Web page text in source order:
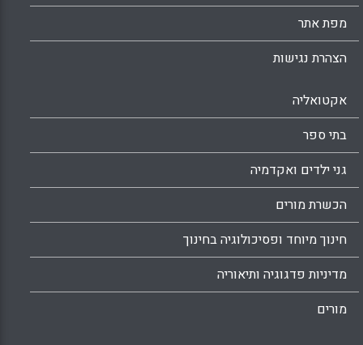
מפת אתר
הצהרת נגישות
אקטואליה
בתי ספר
גני ילדים ואקדמיה
הכשרת מורים
חינוך מיוחד ופסיכולוגיה בחינוך
מדיניות פדגוגיה ותיאוריה
מורים